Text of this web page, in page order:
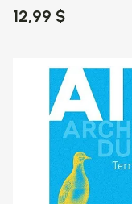
12,99 $